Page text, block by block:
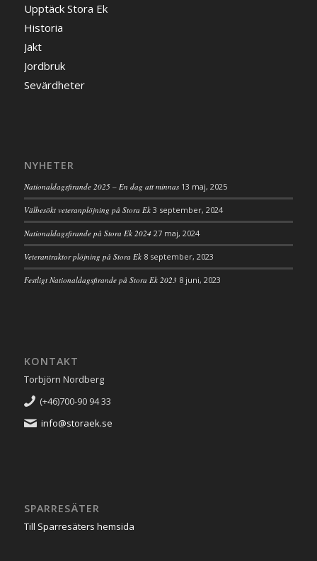
Upptäck Stora Ek
Historia
Jakt
Jordbruk
Sevärdheter
NYHETER
Nationaldagsfirande 2025 – En dag att minnas 13 maj, 2025
Välbesökt veteranplöjning på Stora Ek 3 september, 2024
Nationaldagsfirande på Stora Ek 2024 27 maj, 2024
Veterantraktor plöjning på Stora Ek 8 september, 2023
Festligt Nationaldagsfirande på Stora Ek 2023 8 juni, 2023
KONTAKT
Torbjörn Nordberg
(+46)700-90 94 33
info@storaek.se
SPARRESÄTER
Till Sparresäters hemsida